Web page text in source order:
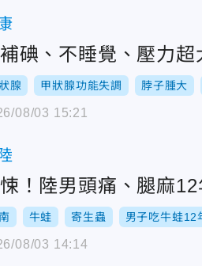
碘、不睡覺、壓力
腺 甲狀腺功能失調 脖子腫大
08/03 15:21
！陸男頭痛、腿麻
牛蛙 寄生蟲 男子吃牛蛙12
08/03 14:14